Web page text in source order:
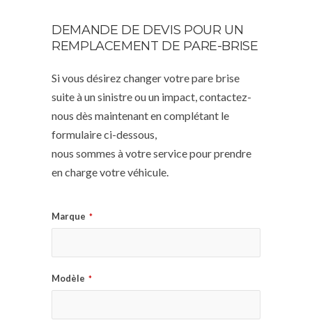
DEMANDE DE DEVIS POUR UN
REMPLACEMENT DE PARE-BRISE
Si vous désirez changer votre pare brise
suite à un sinistre ou un impact, contactez-
nous dès maintenant en complétant le
formulaire ci-dessous,
nous sommes à votre service pour prendre
en charge votre véhicule.
Marque *
Modèle *